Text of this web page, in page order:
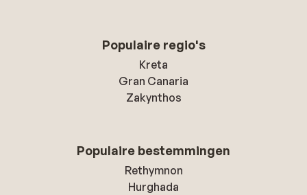
Populaire regio's
Kreta
Gran Canaria
Zakynthos
Populaire bestemmingen
Rethymnon
Hurghada